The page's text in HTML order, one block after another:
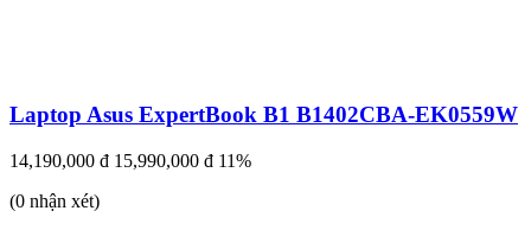
Laptop Asus ExpertBook B1 B1402CBA-EK0559W
14,190,000 đ 15,990,000 đ 11%
(0 nhận xét)